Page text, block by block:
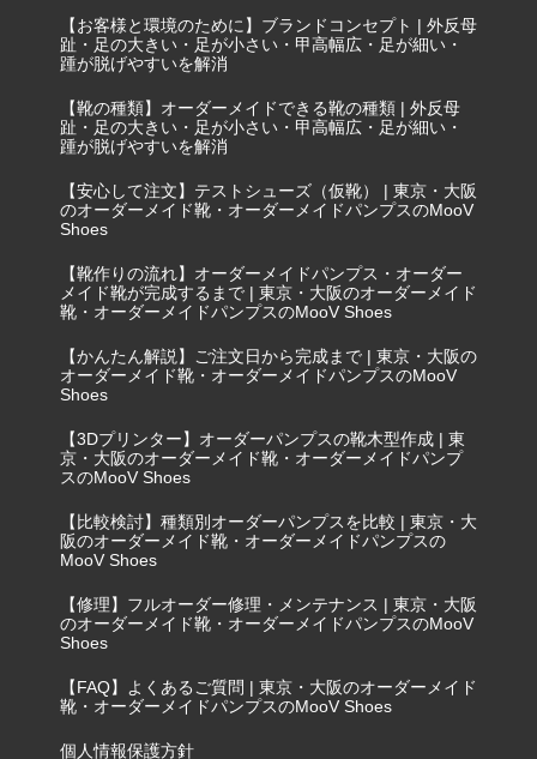
【お客様と環境のために】ブランドコンセプト | 外反母
趾・足の大きい・足が小さい・甲高幅広・足が細い・
踵が脱げやすいを解消
【靴の種類】オーダーメイドできる靴の種類 | 外反母
趾・足の大きい・足が小さい・甲高幅広・足が細い・
踵が脱げやすいを解消
【安心して注文】テストシューズ（仮靴） | 東京・大阪
のオーダーメイド靴・オーダーメイドパンプスのMooV
Shoes
【靴作りの流れ】オーダーメイドパンプス・オーダー
メイド靴が完成するまで | 東京・大阪のオーダーメイド
靴・オーダーメイドパンプスのMooV Shoes
【かんたん解説】ご注文日から完成まで | 東京・大阪の
オーダーメイド靴・オーダーメイドパンプスのMooV
Shoes
【3Dプリンター】オーダーパンプスの靴木型作成 | 東
京・大阪のオーダーメイド靴・オーダーメイドパンプ
スのMooV Shoes
【比較検討】種類別オーダーパンプスを比較 | 東京・大
阪のオーダーメイド靴・オーダーメイドパンプスの
MooV Shoes
【修理】フルオーダー修理・メンテナンス | 東京・大阪
のオーダーメイド靴・オーダーメイドパンプスのMooV
Shoes
【FAQ】よくあるご質問 | 東京・大阪のオーダーメイド
靴・オーダーメイドパンプスのMooV Shoes
個人情報保護方針